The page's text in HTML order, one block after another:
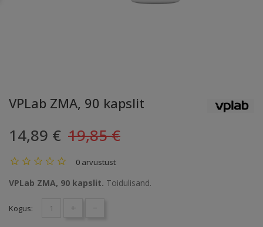
VPLab ZMA, 90 kapslit
14,89 € 19,85 €
0 arvustust
VPLab ZMA, 90 kapslit. Toidulisand.
Kogus: + -